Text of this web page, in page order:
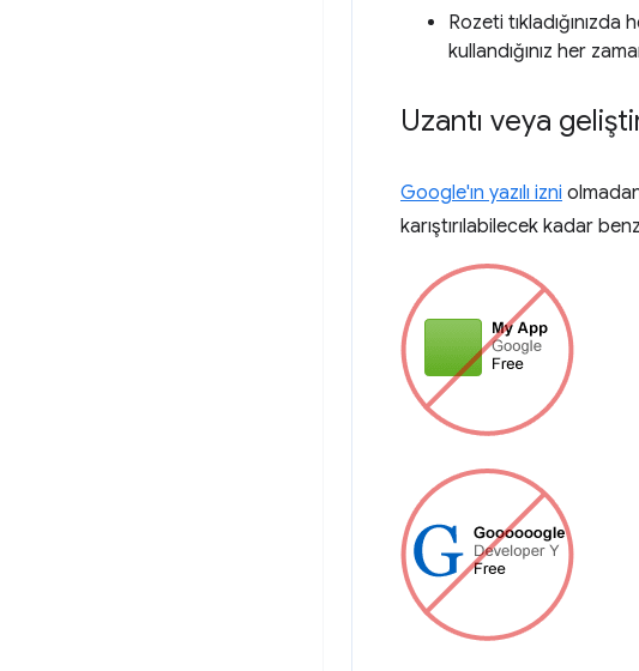
Rozeti
kullandığınız her
Uzantı veya
Google'ın yazılı izni
karıştırılabilecek kadar